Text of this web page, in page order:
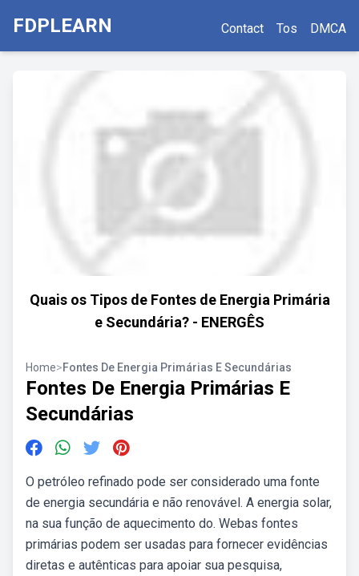
FDPLEARN Contact Tos DMCA
Quais os Tipos de Fontes de Energia Primária
e Secundária? - ENERGÊS
Home>Fontes De Energia Primárias E Secundárias
Fontes De Energia Primárias E
Secundárias
O petróleo refinado pode ser considerado uma fonte
de energia secundária e não renovável. A energia solar,
na sua função de aquecimento do. Webas fontes
primárias podem ser usadas para fornecer evidências
diretas e autênticas para apoiar sua pesquisa,